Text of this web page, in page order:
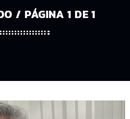
/ PÁGINA 1 DE 1